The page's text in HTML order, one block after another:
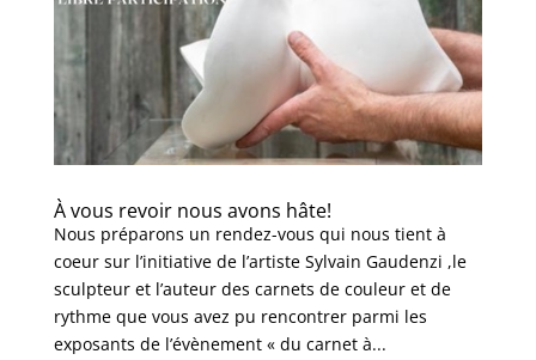
À vous revoir nous avons hâte!
Nous préparons un rendez-vous qui nous tient à
coeur sur l’initiative de l’artiste Sylvain Gaudenzi ,le
sculpteur et l’auteur des carnets de couleur et de
rythme que vous avez pu rencontrer parmi les
exposants de l’évènement « du carnet à...